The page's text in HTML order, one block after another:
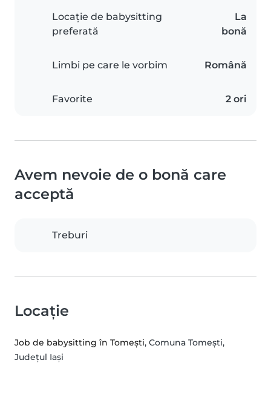
Locație de babysitting
preferată
La
bonă
Limbi pe care le vorbim Română
Favorite 2 ori
Avem nevoie de o bonă care
acceptă
Treburi
Locație
Job de babysitting în Tomeşti, Comuna Tomeşti,
Județul Iași